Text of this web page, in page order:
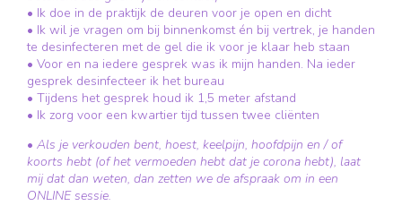
• Ik doe in de praktijk de deuren voor je open en dicht
• Ik wil je vragen om bij binnenkomst én bij vertrek, je handen
te desinfecteren met de gel die ik voor je klaar heb staan
• Voor en na iedere gesprek was ik mijn handen. Na ieder
gesprek desinfecteer ik het bureau
• Tijdens het gesprek houd ik 1,5 meter afstand
• Ik zorg voor een kwartier tijd tussen twee cliënten
• Als je verkouden bent, hoest, keelpijn, hoofdpijn en / of
koorts hebt (of het vermoeden hebt dat je corona hebt), laat
mij dat dan weten, dan zetten we de afspraak om in een
ONLINE sessie.